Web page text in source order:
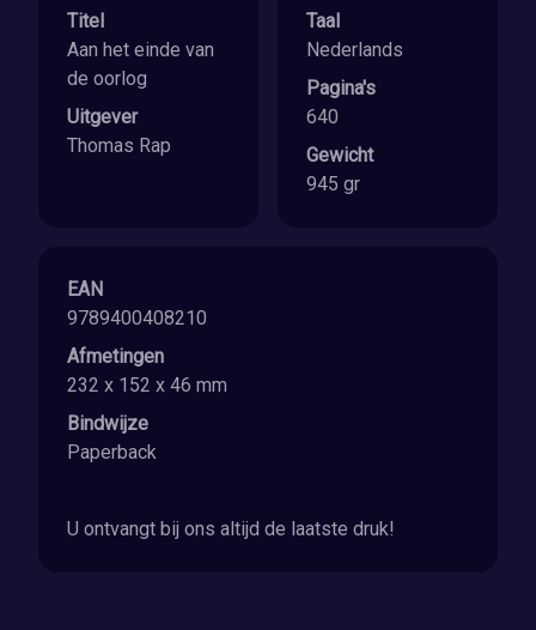
Titel
Aan het einde van
de oorlog
Uitgever
Thomas Rap
Taal
Nederlands
Pagina's
640
Gewicht
945 gr
EAN
9789400408210
Afmetingen
232 x 152 x 46 mm
Bindwijze
Paperback
U ontvangt bij ons altijd de laatste druk!